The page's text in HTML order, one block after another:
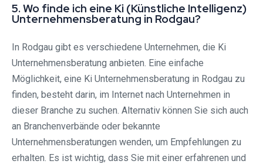
5. Wo finde ich eine Ki (Künstliche Intelligenz)
Unternehmensberatung in Rodgau?
In Rodgau gibt es verschiedene Unternehmen, die Ki
Unternehmensberatung anbieten. Eine einfache
Möglichkeit, eine Ki Unternehmensberatung in Rodgau zu
finden, besteht darin, im Internet nach Unternehmen in
dieser Branche zu suchen. Alternativ können Sie sich auch
an Branchenverbände oder bekannte
Unternehmensberatungen wenden, um Empfehlungen zu
erhalten. Es ist wichtig, dass Sie mit einer erfahrenen und